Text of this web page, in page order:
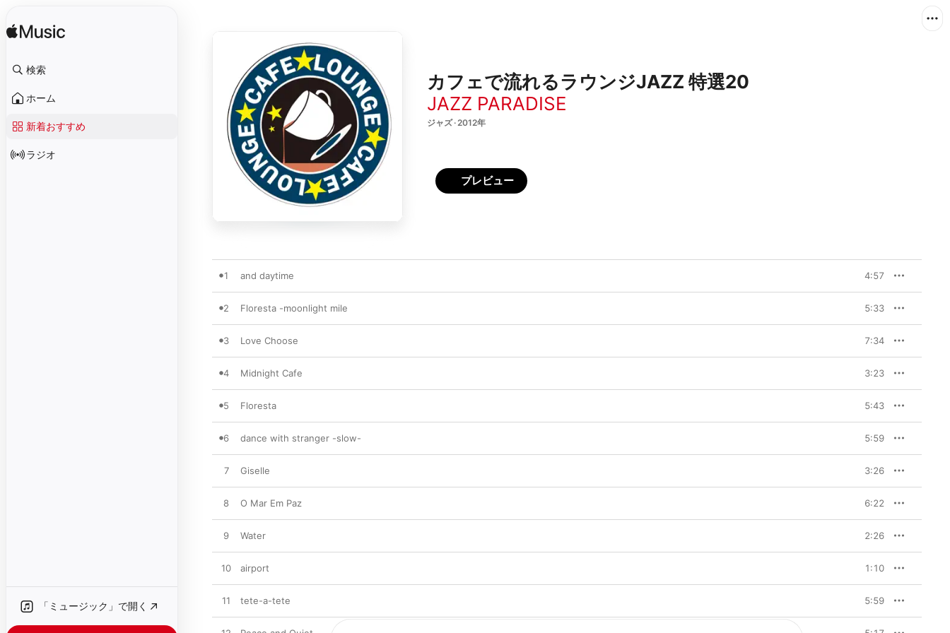
検索
ホーム
新着おすすめ
ラジオ
「ミュージック」で開く
カフェで流れるラウンジJAZZ 特選20
JAZZ PARADISE
ジャズ · 2012年
プレビュー
1 and daytime 4:57
2 Floresta -moonlight mile 5:33
3 Love Choose 7:34
4 Midnight Cafe 3:23
5 Floresta 5:43
6 dance with stranger -slow- 5:59
7 Giselle 3:26
8 O Mar Em Paz 6:22
9 Water 2:26
10 airport 1:10
11 tete-a-tete 5:59